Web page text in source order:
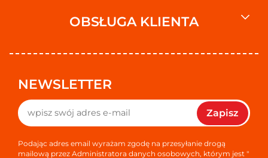
OBSŁUGA KLIENTA
NEWSLETTER
Zapisz
Podając adres email wyrażam zgodę na przesyłanie drogą
mailową przez Administratora danych osobowych, którym jest "